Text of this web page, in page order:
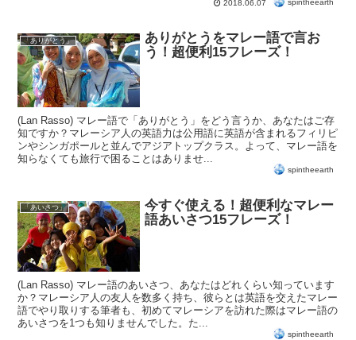
2018.06.07 spintheearth
「ありがとう」
ありがとうをマレー語で言お
う！超便利15フレーズ！
(Lan Rasso) マレー語で「ありがとう」をどう言うか、あなたはご存
知ですか？マレーシア人の英語力は公用語に英語が含まれるフィリピ
ンやシンガポールと並んでアジアトップクラス。よって、マレー語を
知らなくても旅行で困ることはありませ...
spintheearth
「あいさつ」
今すぐ使える！超便利なマレー
語あいさつ15フレーズ！
(Lan Rasso) マレー語のあいさつ、あなたはどれくらい知っています
か？マレーシア人の友人を数多く持ち、彼らとは英語を交えたマレー
語でやり取りする筆者も、初めてマレーシアを訪れた際はマレー語の
あいさつを1つも知りませんでした。た...
spintheearth